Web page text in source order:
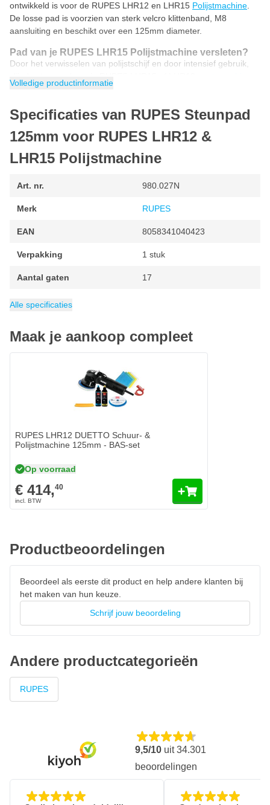
ontwikkeld is voor de RUPES LHR12 en LHR15 Polijstmachine.
De losse pad is voorzien van sterk velcro klittenband, M8
aansluiting en beschikt over een 125mm diameter.
Pad van je RUPES LHR15 Polijstmachine versleten?
Door het verwisselen van polijstschijf en door intensief gebruik,
Wanneer deze versleten is, dien je deze te vernieuwen door een
hiervoor geschikt!
Geschikt voor de volgende RUPES BigFoot
LHR15 Mark 1
LHR15 Mark 2
Volledige productinformatie
Specificaties van RUPES Steunpad
125mm voor RUPES LHR12 &
LHR15 Polijstmachine
Art. nr. 980.027N
Merk RUPES
EAN 8058341040423
Verpakking 1 stuk
Aantal gaten 17
Diameter
Inhoud 10 gram
Gewicht
Categorie
Alle specificaties
Maak je aankoop compleet
RUPES LHR12 DUETTO Schuur- &
Polijstmachine 125mm - BAS-set
Op voorraad
€ 414,40
Productbeoordelingen
Beoordeel als eerste dit product en help andere klanten bij
het maken van hun keuze.
Schrijf jouw beoordeling
Andere productcategorieën
RUPES
9,5/10 uit34.301
beoordelingen